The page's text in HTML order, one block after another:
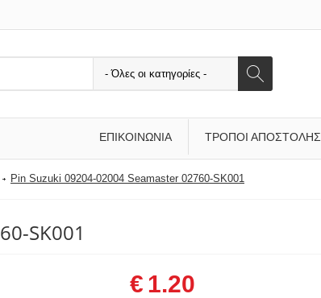
ΕΠΙΚΟΙΝΩΝΊΑ ΤΡΌΠΟΙ ΑΠΟΣΤΟΛΉΣ
Pin Suzuki 09204-02004 Seamaster 02760-SK001
SK001
€ 1.20